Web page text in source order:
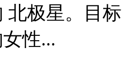
北极星。目
性...